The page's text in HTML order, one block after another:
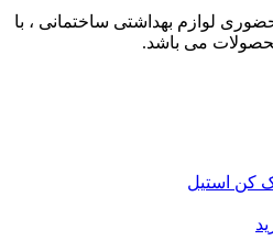
حضوری لوازم بهداشتی ساختمانی ، با
محصولات می باشد.
کن استیل